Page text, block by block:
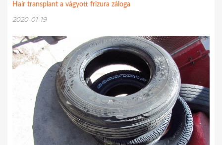
Hair transplant a vágyott frizura záloga
2020-01-19